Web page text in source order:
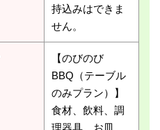
持込みはできま
せん。
【のびのび
BBQ（テーブル
のみプラン）】
食材、飲料、調